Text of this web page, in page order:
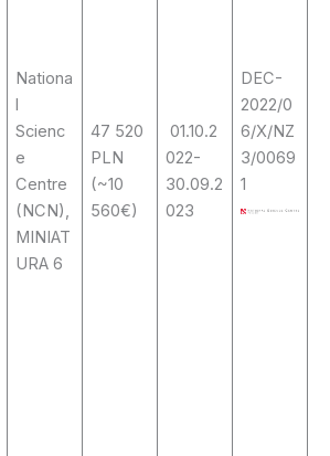
Nationa
l
Scienc
e
Centre
(NCN),
MINIAT
URA 6
47 520
PLN
(~10
560€)
01.10.2
022-
30.09.2
023
DEC-
2022/0
6/X/NZ
3/0069
1